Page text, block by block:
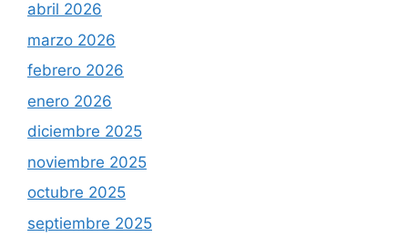
abril 2026
marzo 2026
febrero 2026
enero 2026
diciembre 2025
noviembre 2025
octubre 2025
septiembre 2025